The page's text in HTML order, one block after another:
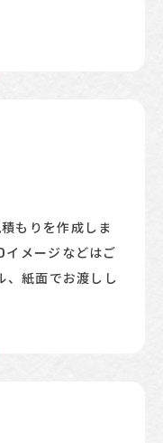
もりを作成しま
イメージなどはご
、紙面でお渡しし